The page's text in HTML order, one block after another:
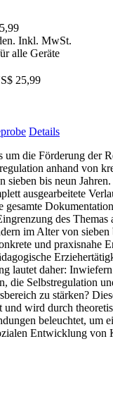
Inkl. MwSt.
alle Geräte
25,99
Details
um die Förderung der
anhand von
bis neun
ausgearbeitete
des Themas
im Alter von sieben
und praxisnahe
lautet daher:
die Selbstregulation
zu stärken?
und wird durch
beleuchtet, um
Entwicklung von